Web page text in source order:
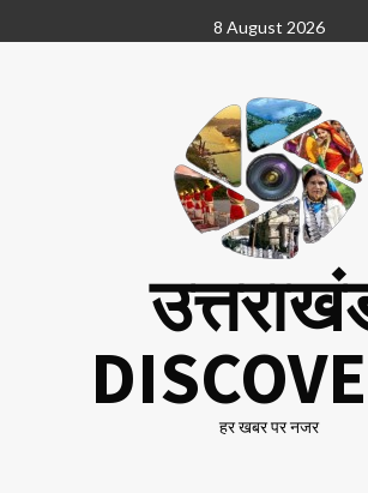
to
8 August 2026
हर खबर पर नजर